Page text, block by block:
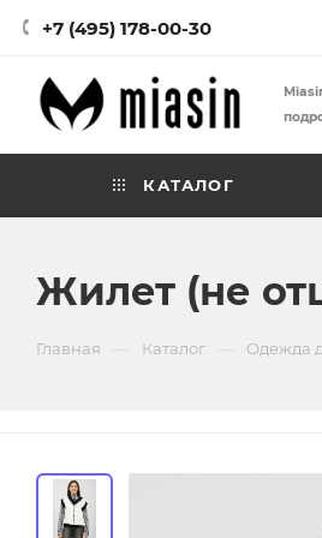
+7 (495) 178-00-30
КАТАЛОГ
Жилет (не
Главная Каталог Одежда